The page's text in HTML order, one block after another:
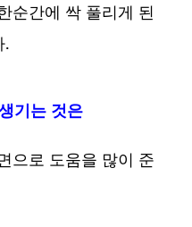
순간에 싹 풀리게 된
.
기는 것은
으로 도움을 많이 준